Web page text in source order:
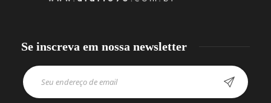
Se inscreva em nossa newsletter